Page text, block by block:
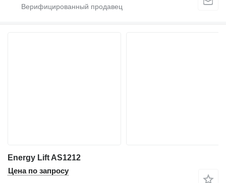
Energy Lift AS1212
Цена по запросу